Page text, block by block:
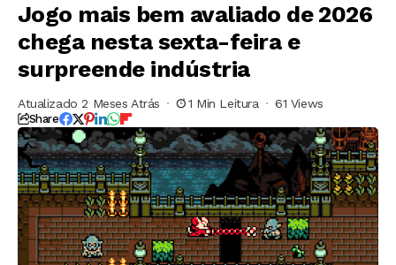
Jogo mais bem avaliado de 2026
chega nesta sexta-feira e
surpreende indústria
Atualizado 2 Meses Atrás 1 Min Leitura 61 Views
Share